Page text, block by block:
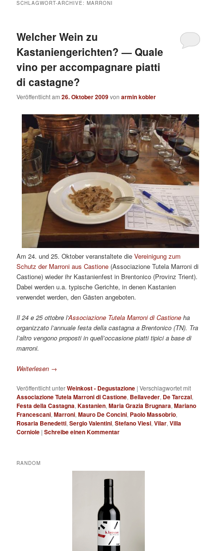
SCHLAGWORT-ARCHIVE:MARRONI
Welcher Wein zu
Kastaniengerichten? — Quale
vino per accompagnare piatti
di castagne?
Veröffentlicht am26. Oktober 2009vonarmin kobler
Am 24. und 25. Oktober veranstaltete dieVereinigung zum
Schutz der Marroni aus Castione (Associazione Tutela Marroni di
Castione) wieder ihr Kastanienfest in Brentonico (Provinz Trient).
Dabei werden u.a. typische Gerichte, in denen Kastanien
verwendet werden, den Gästen angeboten.
Il 24 e 25 ottobre l‘Associazione Tutela Marroni di Castione ha
organizzato l’annuale festa della castagna a Brentonico (TN). Tra
l’altro vengono proposti in quell’occasione piatti tipici a base di
marroni.
Weiterlesen →
Veröffentlicht unterWeinkost - Degustazione |Verschlagwortet mit
Associazione Tutela Marroni di Castione, Bellaveder, De Tarczal,
Festa della Castagna,Kastanien,Maria Grazia Brugnara,Mariano
Francescani,Marroni,Mauro De Concini, Paolo Massobrio,
Rosaria Benedetti,Sergio Valentini,Stefano Viesi,Vilar,Villa
Corniole |Schreibe einen Kommentar
RANDOM